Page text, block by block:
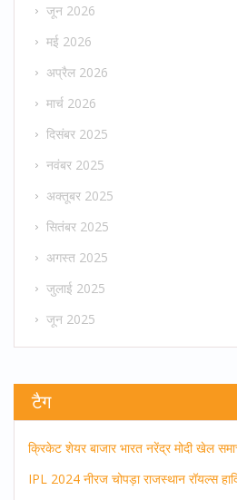
जून 2026
मई 2026
अप्रैल 2026
मार्च 2026
दिसंबर 2025
नवंबर 2025
अक्तूबर 2025
सितंबर 2025
अगस्त 2025
जुलाई 2025
जून 2025
टैग
क्रिकेट शेयर बाजार भारत नरेंद्र मोदी खेल
IPL 2024 नीरज चोपड़ा राजस्थान रॉयल्स